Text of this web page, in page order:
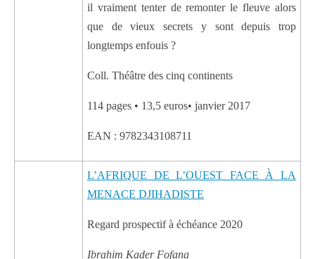
il vraiment tenter de remonter le fleuve alors
que de vieux secrets y sont depuis trop
longtemps enfouis ?
Coll. Théâtre des cinq continents
114 pages • 13,5 euros• janvier 2017
EAN : 9782343108711
L’AFRIQUE DE L’OUEST FACE À LA
MENACE DJIHADISTE
Regard prospectif à échéance 2020
Ibrahim Kader Fofana